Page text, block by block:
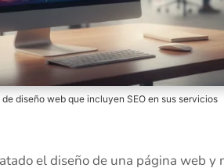
diseño web que incluyen SEO en sus servicios
el diseño de una página web